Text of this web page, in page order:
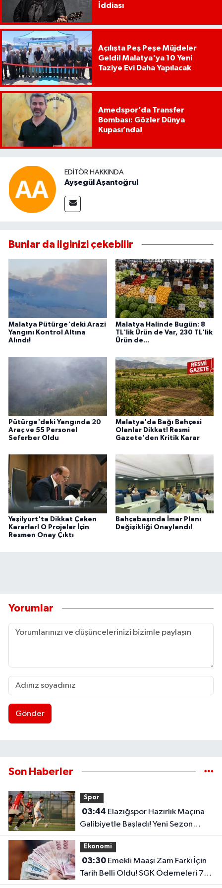
İddiası
Açılışta Peş Peşe Müjdeler
Geldi! Malatya'ya 10 Yeni
Taziye Evi Daha Yapılacak
Amedspor’da Transfer
Bombası: Gözler Dünya
Kupası’nda!
EDITÖR HAKKINDA
Ayşegül Aşantoğrul
Bunlar da ilginizi çekebilir
Malatya Pütürge'deki Arazi
Yangını Kontrol Altına
Alındı!
Malatya Halinde Bugün: 8
TL'lik Ürün de Var, 230 TL'lik
Ürün de...
Pütürge'deki Yangında 20
Araç ve 55 Personel
Seferber Oldu
Malatya'da Bağı Bahçesi
Olanlar Dikkat! Resmi
Gazete'den Kritik Karar
Yeşilyurt'ta Dikkat Çeken
Kararlar! O Projeler İçin
Resmen Onay Çıktı
Bahçebaşında İmar Planı
Değişikliği Onaylandı!
Yorumlar
Gönder
Son Haberler
Spor
03:44
Galibiyetle Başladı! Yeni Sezon
Öncesi Umut Veren Performans
Ekonomi
03:30Emekli Maaşı Zam Farkı İçin
Tarih Belli Oldu! SGK Ödemeleri 7
Ağustos'ta Başlıyor